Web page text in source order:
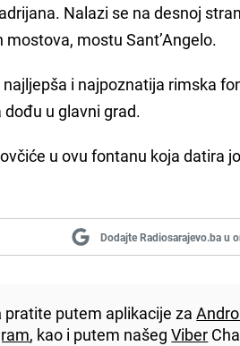
Nalazi se na desnoj
mostu Sant’Angelo.
najljepša i najpoznatija rimska
u glavni grad.
u ovu fontanu koja datira
Dodajte Radiosarajevo.ba u
pratite putem aplikacije za
, kao i putem našegViber